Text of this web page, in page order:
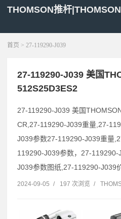
THOMSON推杆
首页 > 27-119290-J039
27-119290-J039 美国
512S25D3ES2
27-119290-J039 美国
CR,27-119290-J039重量,27-
J039参数27-119290-J039重量
119290-J039参数，27-
J039参数图纸,27-119290-
2024-09-05 / 197 次浏览 /